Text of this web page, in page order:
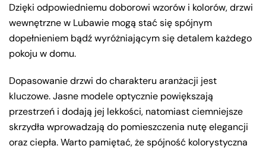
Dzięki odpowiedniemu doborowi wzorów i kolorów, drzwi
wewnętrzne w Lubawie mogą stać się spójnym
dopełnieniem bądź wyróżniającym się detalem każdego
pokoju w domu.
Dopasowanie drzwi do charakteru aranżacji jest
kluczowe. Jasne modele optycznie powiększają
przestrzeń i dodają jej lekkości, natomiast ciemniejsze
skrzydła wprowadzają do pomieszczenia nutę elegancji
oraz ciepła. Warto pamiętać, że spójność kolorystyczna